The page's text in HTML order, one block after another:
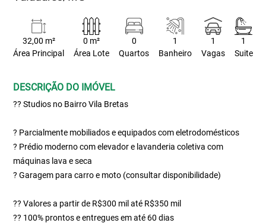
32,00 m²
Área Principal
0 m²
Área Lote
0
Quartos
1
Banheiro
1
Vagas
1
Suite
DESCRIÇÃO DO IMÓVEL
?? Studios no Bairro Vila Bretas
? Parcialmente mobiliados e equipados com eletrodomésticos
? Prédio moderno com elevador e lavanderia coletiva com
máquinas lava e seca
? Garagem para carro e moto (consultar disponibilidade)
?? Valores a partir de R$300 mil até R$350 mil
?? 100% prontos e entregues em até 60 dias